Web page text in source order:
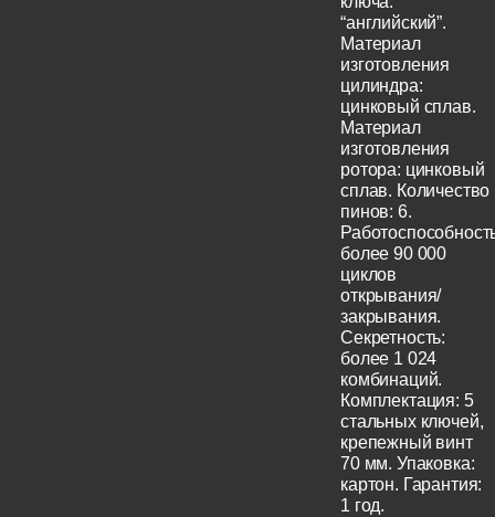
“английский”.
Материал
изготовления
цилиндра:
цинковый сплав.
Материал
изготовления
ротора: цинковый
сплав. Количество
пинов: 6.
более 90 000
циклов
открывания/
закрывания.
Секретность:
более 1 024
комбинаций.
Комплектация: 5
стальных ключей,
крепежный винт
70 мм. Упаковка:
картон. Гарантия:
1 год.